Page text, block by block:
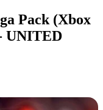
Pack (Xbox
UNITED